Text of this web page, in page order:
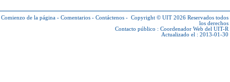
Comienzo de la página - Comentarios - Contáctenos - Copyright © UIT 2026 Reservados todos
los derechos
Contacto público : Coordenador Web del UIT-R
Actualizado el : 2013-01-30